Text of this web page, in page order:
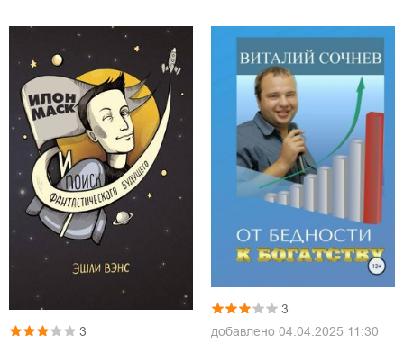
3
3
добавлено 04.04.2025 11:30